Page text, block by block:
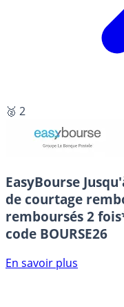
🥈 2
EasyBourse
de courtage
remboursés 2
code BOURSE26
En savoir plus